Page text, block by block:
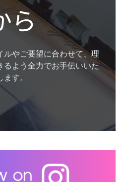
ら
ルやご要望に合わせて、理
るよう全力でお手伝いいた
ます。